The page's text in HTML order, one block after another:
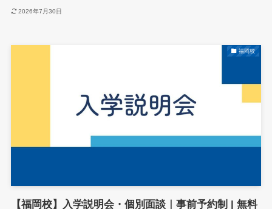
2026年7月30日
福岡校
【福岡校】入学説明会・個別面談｜事前予約制 | 無料